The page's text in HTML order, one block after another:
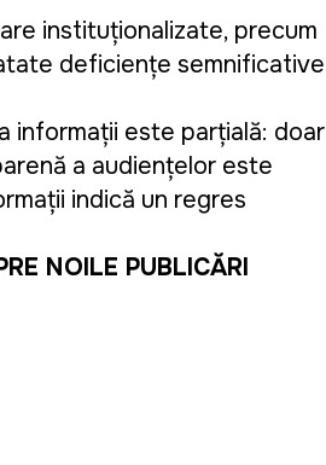
instituționalizate, precum
deficiențe semnificative
informații este parțială: doar
a audiențelor este
indică un regres
NOILE PUBLICĂRI